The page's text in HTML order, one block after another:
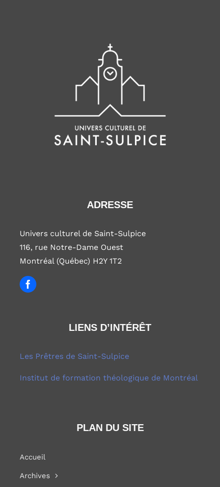
ADRESSE
Univers culturel de Saint-Sulpice
116, rue Notre-Dame Ouest
Montréal (Québec) H2Y 1T2
LIENS D’INTÉRÊT
Les Prêtres de Saint-Sulpice
Institut de formation théologique de Montréal
PLAN DU SITE
Accueil
Archives